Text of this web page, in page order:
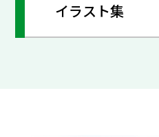
イラスト集